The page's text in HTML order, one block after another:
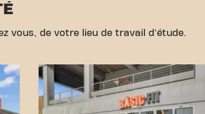
vous, de votre lieu de travail d'étude.